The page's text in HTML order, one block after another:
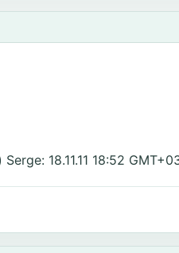
18.11.11 18:52